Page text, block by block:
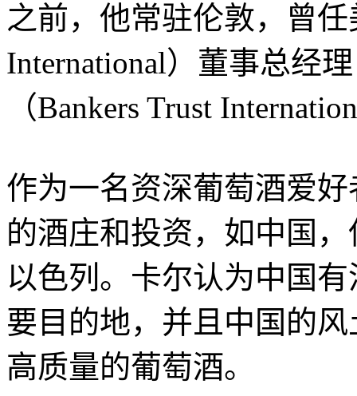
之前，他常驻伦敦，曾
International）董事总经
（Bankers Trust
作为一名资深葡萄酒爱
的酒庄和投资，如中国
以色列。卡尔认为中国
要目的地，并且中国的
高质量的葡萄酒。